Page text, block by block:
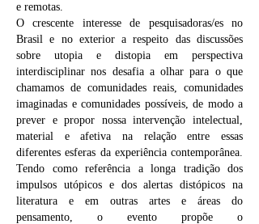
e remotas.
O crescente interesse de pesquisadoras/es no
Brasil e no exterior a respeito das discussões
sobre utopia e distopia em perspectiva
interdisciplinar nos desafia a olhar para o que
chamamos de comunidades reais, comunidades
imaginadas e comunidades possíveis, de modo a
prever e propor nossa intervenção intelectual,
material e afetiva na relação entre essas
diferentes esferas da experiência contemporânea.
Tendo como referência a longa tradição dos
impulsos utópicos e dos alertas distópicos na
literatura e em outras artes e áreas do
pensamento, o evento propõe o